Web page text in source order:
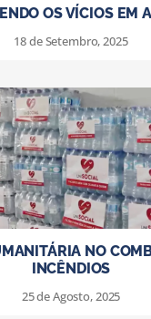
OS VÍCIOS EM
18 de Setembro, 2025
NO
INCÊNDIOS
25 de Agosto, 2025